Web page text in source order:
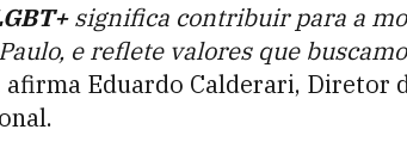
significa contribuir para a
e reflete valores que
afirma Eduardo Calderari, Diretor